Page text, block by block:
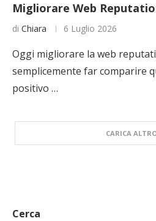
Migliorare Web
di Chiara 6 Luglio 2026
Oggi migliorare la web
semplicemente far comparire
positivo …
CARICA
Cerca